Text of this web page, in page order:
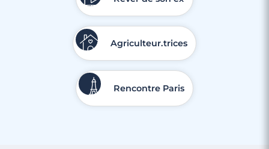
Agriculteur.trices
Rencontre Paris